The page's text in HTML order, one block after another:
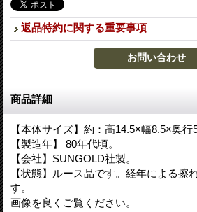
返品特約に関する重要事項
商品詳細
【本体サイズ】約：高14.5×幅8.5×奥行
【製造年】 80年代頃。
【会社】SUNGOLD社製。
【状態】ルース品です。経年による擦
す。
画像を良くご覧ください。